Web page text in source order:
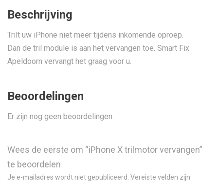
Beschrijving
Trilt uw iPhone niet meer tijdens inkomende oproep.
Dan de tril module is aan het vervangen toe. Smart Fix
Apeldoorn vervangt het graag voor u.
Beoordelingen
Er zijn nog geen beoordelingen.
Wees de eerste om “iPhone X trilmotor vervangen”
te beoordelen
Je e-mailadres wordt niet gepubliceerd. Vereiste velden zijn